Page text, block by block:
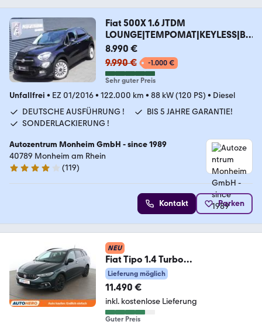
Fiat 500X 1.6 JTDM
LOUNGE|TEMPOMAT|KEYLESS|BI-
XENON
8.990 €
9.990 €
-1.000 €
Sehr guter Preis
Unfallfrei • EZ 01/2016• 122.000 km • 88 kW (120 PS) • Diesel
DEUTSCHE AUSFÜHRUNG !
BIS 5 JAHRE GARANTIE!
SONDERLACKIERUNG !
Autozentrum Monheim GmbH - since 1989
40789 Monheim am Rhein
4 Sterne
(119)
Kontakt Parken
NEU
Fiat Tipo 1.4 Turbo
Lounge*NAVI*CAM*PDC*SHZ*KLI
MA*
Lieferung möglich
11.490 €
inkl. kostenlose Lieferung
Guter Preis